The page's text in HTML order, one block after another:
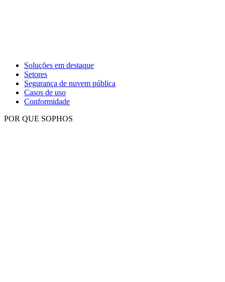
Soluções em destaque
Setores
Segurança de nuvem pública
Casos de uso
Conformidade
POR QUE SOPHOS